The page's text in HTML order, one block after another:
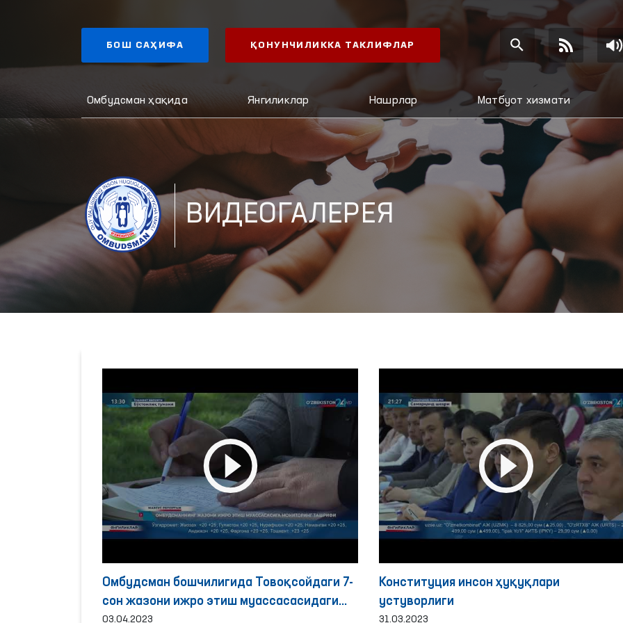
БОШ САҲИФА ҚОНУНЧИЛИККА ТАКЛИФЛАР
Омбудсман ҳақида Янгиликлар Нашрлар Матбуот хизмати
ВИДЕОГАЛЕРЕЯ
Омбудсман бошчилигида Товоқсойдаги 7-
сон жазони ижро этиш муассасасидаги
шароитлар ўрганилди
03.04.2023
Конституция инсон ҳуқуқлари
устуворлиги
31.03.2023